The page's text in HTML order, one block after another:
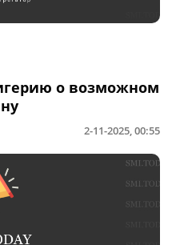
о возможном
2-11-2025, 00:55